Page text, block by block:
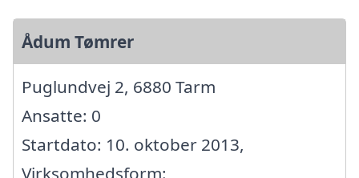
Ådum Tømrer
Puglundvej 2, 6880 Tarm
Ansatte: 0
Startdato: 10. oktober 2013,
Virksomhedsform: